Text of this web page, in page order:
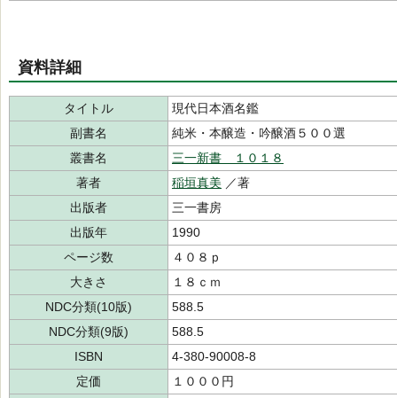
資料詳細
タイトル
現代日本酒名鑑
副書名
純米・本醸造・吟醸酒５００選
叢書名
三一新書 １０１８
著者
稲垣真美 ／著
出版者
三一書房
出版年
1990
ページ数
４０８ｐ
大きさ
１８ｃｍ
NDC分類(10版)
588.5
NDC分類(9版)
588.5
ISBN
4-380-90008-8
定価
１０００円